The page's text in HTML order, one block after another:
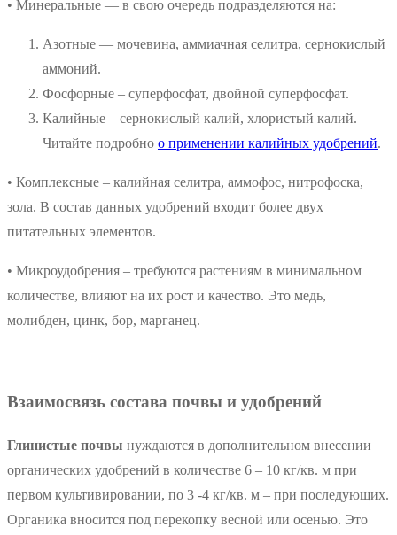
• Минеральные — в свою очередь подразделяются на:
Азотные — мочевина, аммиачная селитра, сернокислый
аммоний.
Фосфорные – суперфосфат, двойной суперфосфат.
Калийные – сернокислый калий, хлористый калий.
Читайте подробно о применении калийных удобрений.
• Комплексные – калийная селитра, аммофос, нитрофоска,
зола. В состав данных удобрений входит более двух
питательных элементов.
• Микроудобрения – требуются растениям в минимальном
количестве, влияют на их рост и качество. Это медь,
молибден, цинк, бор, марганец.
Взаимосвязь состава почвы и удобрений
Глинистые почвы нуждаются в дополнительном внесении
органических удобрений в количестве 6 – 10 кг/кв. м при
первом культивировании, по 3 -4 кг/кв. м – при последующих.
Органика вносится под перекопку весной или осенью. Это